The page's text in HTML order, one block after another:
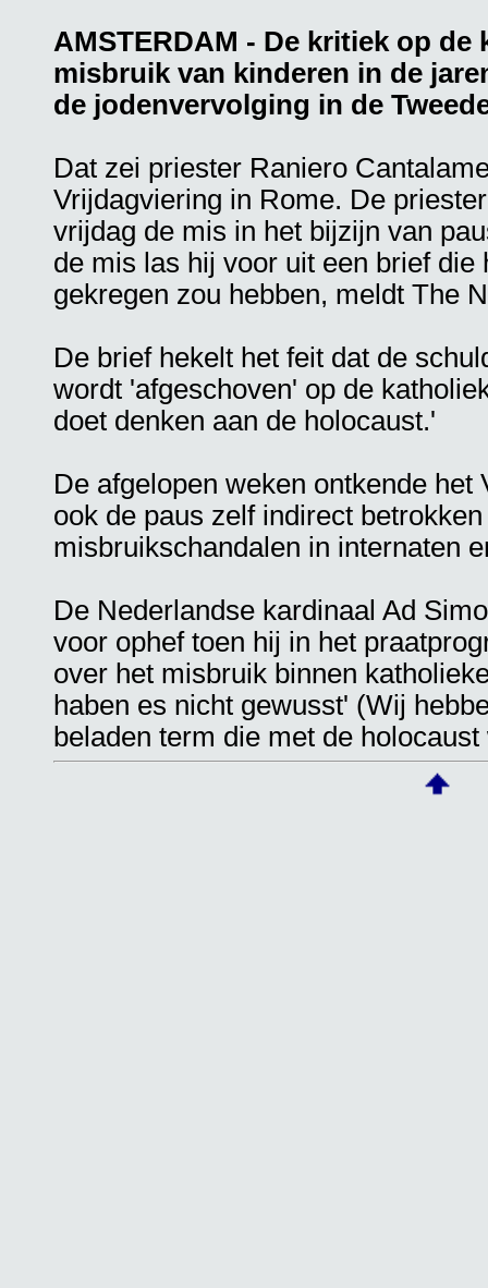
AMSTERDAM - De kritiek op
misbruik van kinderen in de
de jodenvervolging in de
Dat zei priester Raniero
Vrijdagviering in Rome. De
vrijdag de mis in het bijzijn van
de mis las hij voor uit een brief die
gekregen zou hebben, meldt The
De brief hekelt het feit dat de
wordt 'afgeschoven' op de
doet denken aan de holocaust.'
De afgelopen weken ontkende het
ook de paus zelf indirect
misbruikschandalen in internaten
De Nederlandse kardinaal Ad
voor ophef toen hij in het
over het misbruik binnen
haben es nicht gewusst' (Wij
beladen term die met de